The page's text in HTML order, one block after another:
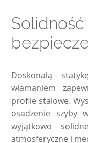
Doskonałą
włamaniem
profile stalowe.
osadzenie szyby
wyjątkowo
atmosferyczne i